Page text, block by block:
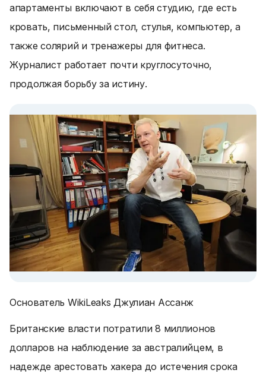
апартаменты включают в себя студию, где есть
кровать, письменный стол, стулья, компьютер, а
также солярий и тренажеры для фитнеса.
Журналист работает почти круглосуточно,
продолжая борьбу за истину.
Основатель WikiLeaks Джулиан Ассанж
Британские власти потратили 8 миллионов
долларов на наблюдение за австралийцем, в
надежде арестовать хакера до истечения срока